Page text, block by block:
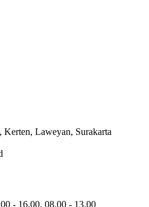
Laweyan, Surakarta
- 16.00, 08.00 - 13.00